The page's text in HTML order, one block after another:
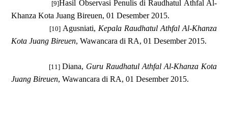
[9]Hasil Observasi Penulis di Raudhatul Athfal Al-
Khanza Kota Juang Bireuen, 01 Desember 2015.
[10] Agusniati, Kepala Raudhatul Athfal Al-Khanza
Kota Juang Bireuen, Wawancara di RA, 01 Desember 2015.
[11] Diana, Guru Raudhatul Athfal Al-Khanza Kota
Juang Bireuen, Wawancara di RA, 01 Desember 2015.